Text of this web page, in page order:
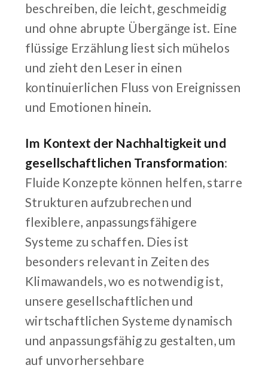
beschreiben, die leicht, geschmeidig
und ohne abrupte Übergänge ist. Eine
flüssige Erzählung liest sich mühelos
und zieht den Leser in einen
kontinuierlichen Fluss von Ereignissen
und Emotionen hinein.
Im Kontext der Nachhaltigkeit und
gesellschaftlichen Transformation:
Fluide Konzepte können helfen, starre
Strukturen aufzubrechen und
flexiblere, anpassungsfähigere
Systeme zu schaffen. Dies ist
besonders relevant in Zeiten des
Klimawandels, wo es notwendig ist,
unsere gesellschaftlichen und
wirtschaftlichen Systeme dynamisch
und anpassungsfähig zu gestalten, um
auf unvorhersehbare